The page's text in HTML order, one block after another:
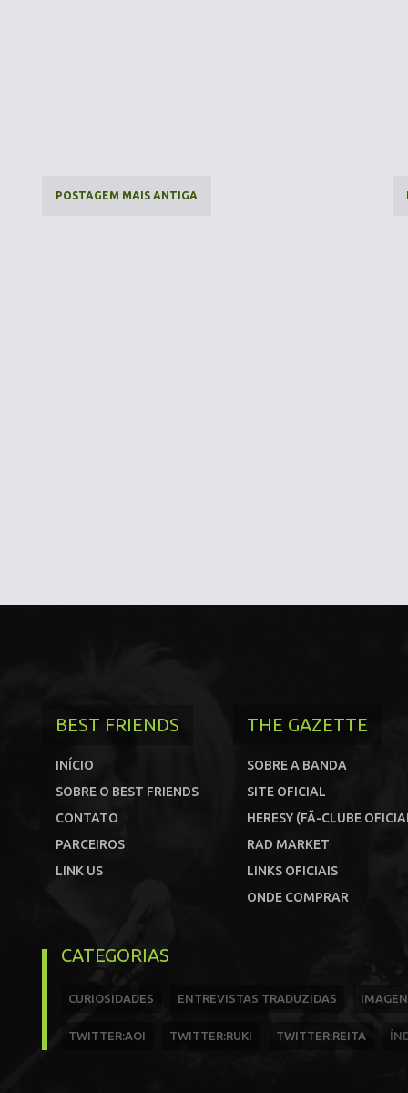
POSTAGEM MAIS ANTIGA
BEST FRIENDS
INÍCIO
SOBRE O BEST FRIENDS
CONTATO
PARCEIROS
LINK US
THE GAZETTE
SOBRE A BANDA
SITE OFICIAL
HERESY (FÃ-CLUBE
RAD MARKET
LINKS OFICIAIS
ONDE COMPRAR
CATEGORIAS
CURIOSIDADES ENTREVISTAS TRADUZIDAS
TWITTER:AOI TWITTER:RUKI TWITTER:REITA